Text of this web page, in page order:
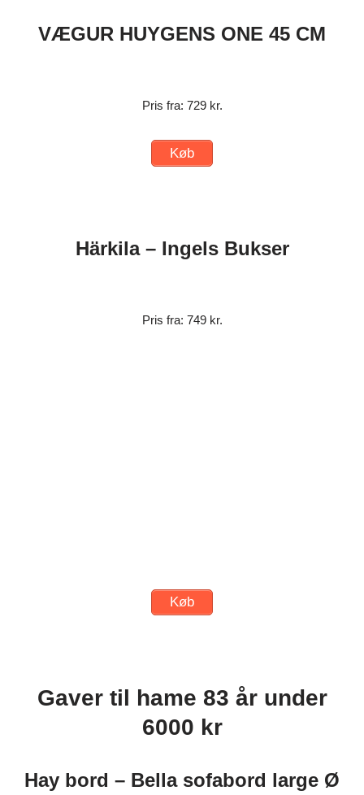
VÆGUR HUYGENS ONE 45 CM
Pris fra: 729 kr.
Køb
Härkila – Ingels Bukser
Pris fra: 749 kr.
Køb
Gaver til hame 83 år under
6000 kr
Hay bord – Bella sofabord large Ø